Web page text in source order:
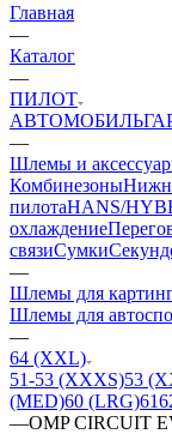
Главная
—
Каталог
—
ПИЛОТ
АВТОМОБИЛЬ
—
Шлемы и
Комбинезоны
пилотаHANS/
охлаждение
связиСумки
—
Шлемы для
Шлемы для
—
64 (XXL)
51-53 (XXXS)53
(MED)60 (LRG)61
—OMP CIRCUIT